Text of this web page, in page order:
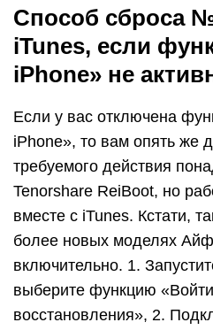
Способ сброса
iTunes, если
iPhone» не
Если у вас отключена
iPhone», то вам опять же
требуемого действия
Tenorshare ReiBoot, но
вместе с iTunes. Кстати,
более новых моделях
включительно. 1.
выберите функцию
восстановления», 2.